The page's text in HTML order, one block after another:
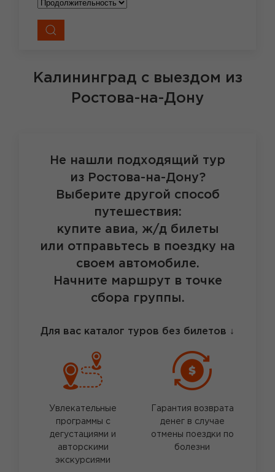
Калининград с выездом из
Ростова-на-Дону
Не нашли подходящий тур
из Ростова-на-Дону?
Выберите другой способ
путешествия:
купите авиа, ж/д билеты
или отправьтесь в поездку на
своем автомобиле.
Начните маршрут в точке
сбора группы.
Для вас каталог туров без билетов ↓
Увлекательные
программы с
дегустациями и
авторскими
экскурсиями
Гарантия возврата
денег в случае
отмены поездки по
болезни